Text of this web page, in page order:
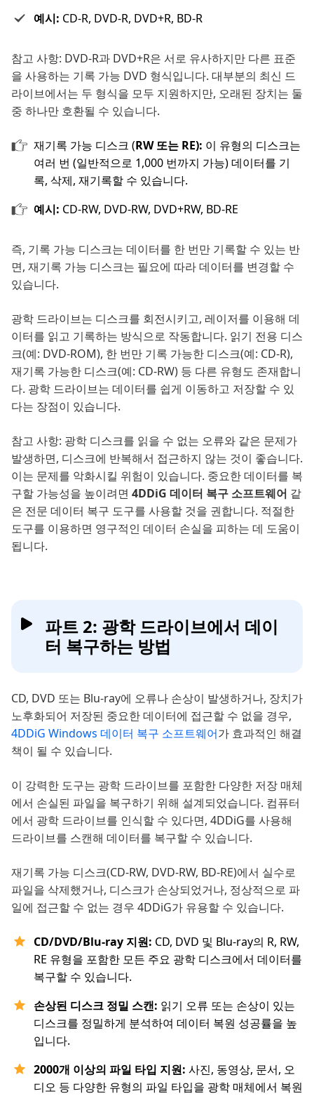
예시: CD-R, DVD-R, DVD+R, BD-R
참고 사항: DVD-R과 DVD+R은 서로 유사하지만 다른 표준
을 사용하는 기록 가능 DVD 형식입니다. 대부분의 최신 드
라이브에서는 두 형식을 모두 지원하지만, 오래된 장치는 둘
중 하나만 호환될 수 있습니다.
재기록 가능 디스크 (RW 또는 RE): 이 유형의 디스크는
여러 번 (일반적으로 1,000 번까지 가능) 데이터를 기
록, 삭제, 재기록할 수 있습니다.
예시: CD-RW, DVD-RW, DVD+RW, BD-RE
즉, 기록 가능 디스크는 데이터를 한 번만 기록할 수 있는 반
면, 재기록 가능 디스크는 필요에 따라 데이터를 변경할 수
있습니다.
광학 드라이브는 디스크를 회전시키고, 레이저를 이용해 데
이터를 읽고 기록하는 방식으로 작동합니다. 읽기 전용 디스
크(예: DVD-ROM), 한 번만 기록 가능한 디스크(예: CD-R),
재기록 가능한 디스크(예: CD-RW) 등 다른 유형도 존재합니
다. 광학 드라이브는 데이터를 쉽게 이동하고 저장할 수 있
다는 장점이 있습니다.
참고 사항: 광학 디스크를 읽을 수 없는 오류와 같은 문제가
발생하면, 디스크에 반복해서 접근하지 않는 것이 좋습니다.
이는 문제를 악화시킬 위험이 있습니다. 중요한 데이터를 복
구할 가능성을 높이려면 4DDiG 데이터 복구 소프트웨어 같
은 전문 데이터 복구 도구를 사용할 것을 권합니다. 적절한
도구를 이용하면 영구적인 데이터 손실을 피하는 데 도움이
됩니다.
파트 2: 광학 드라이브에서 데이
터 복구하는 방법
CD, DVD 또는 Blu-ray에 오류나 손상이 발생하거나, 장치가
노후화되어 저장된 중요한 데이터에 접근할 수 없을 경우,
4DDiG Windows 데이터 복구 소프트웨어가 효과적인 해결
책이 될 수 있습니다.
이 강력한 도구는 광학 드라이브를 포함한 다양한 저장 매체
에서 손실된 파일을 복구하기 위해 설계되었습니다. 컴퓨터
에서 광학 드라이브를 인식할 수 있다면, 4DDiG를 사용해
드라이브를 스캔해 데이터를 복구할 수 있습니다.
재기록 가능 디스크(CD-RW, DVD-RW, BD-RE)에서 실수로
파일을 삭제했거나, 디스크가 손상되었거나, 정상적으로 파
일에 접근할 수 없는 경우 4DDiG가 유용할 수 있습니다.
CD/DVD/Blu-ray 지원: CD, DVD 및 Blu-ray의 R, RW,
RE 유형을 포함한 모든 주요 광학 디스크에서 데이터를
복구할 수 있습니다.
손상된 디스크 정밀 스캔: 읽기 오류 또는 손상이 있는
디스크를 정밀하게 분석하여 데이터 복원 성공률을 높
입니다.
2000개 이상의 파일 타입 지원: 사진, 동영상, 문서, 오
디오 등 다양한 유형의 파일 타입을 광학 매체에서 복원